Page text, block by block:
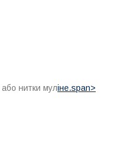
нитки муліне.span>